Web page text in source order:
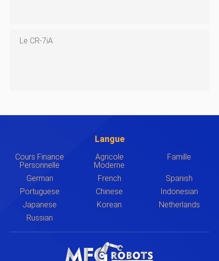
Le CR-7iA
Langue
Cours Finance
Personnelle
Agricole
Moderne
Famille
German French
Spanish
Portuguese
Chinese
Indonesian
Japanese
Korean
Netherlands
Russian